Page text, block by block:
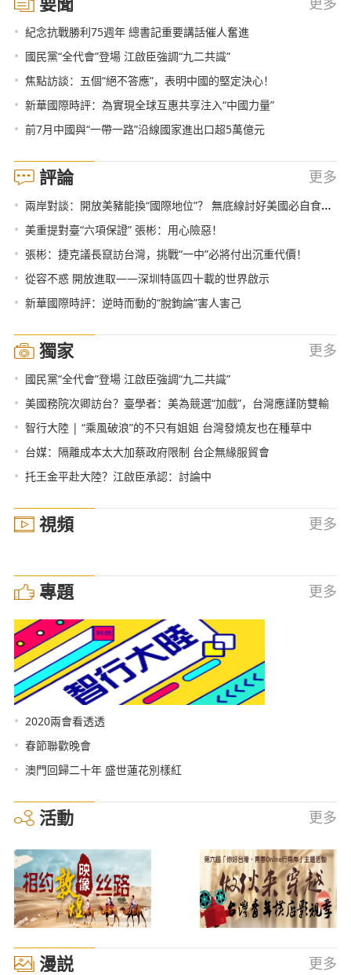
• 紀念抗戰勝利75週年 總書記重要講話催人奮進
• 國民黨“全代會”登場 江啟臣強調“九二共識”
• 焦點訪談：五個“絕不答應”，表明中國的堅定決心！
• 新華國際時評：為實現全球互惠共享注入“中國力量”
• 前7月中國與“一帶一路”沿線國家進出口超5萬億元
評論 更多
• 兩岸對談：開放美豬能換“國際地位”？ 無底線討好美國必自食惡果
• 美重提對臺“六項保證” 張彬：用心險惡！
• 張彬：捷克議長竄訪台灣，挑戰“一中”必將付出沉重代價！
• 從容不惑 開放進取——深圳特區四十載的世界啟示
• 新華國際時評：逆時而動的“脫鉤論”害人害己
獨家 更多
• 國民黨“全代會”登場 江啟臣強調“九二共識”
• 美國務院次卿訪台？臺學者：美為競選“加戲”，台灣應謹防雙輸
• 智行大陸 | “乘風破浪”的不只有姐姐 台灣發燒友也在種草中
• 台媒：隔離成本太大加蔡政府限制 台企無緣服貿會
• 托王金平赴大陸？江啟臣承認：討論中
視頻 更多
專題 更多
• 2020兩會看透透
• 春節聯歡晚會
• 澳門回歸二十年 盛世蓮花別樣紅
活動 更多
漫説 更多